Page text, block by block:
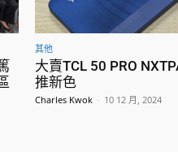
其他
大賣TCL 50 PRO
推新色
Charles Kwok - 10 12 月, 2024